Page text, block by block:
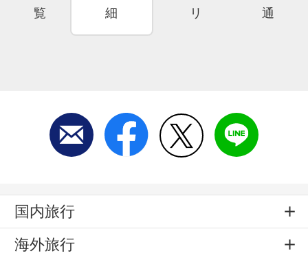
覧
細
リ
通
国内旅行
海外旅行